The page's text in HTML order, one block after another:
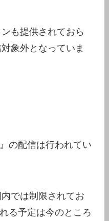
も提供されておら
象外となっていま
の配信は行われてい
では制限されてお
る予定は今のところ